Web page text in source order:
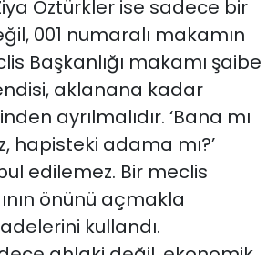
Öztürkler ise sadece bir
001 numaralı makamın
Başkanlığı makamı şaibe
aklanana kadar
ayrılmalıdır. ‘Bana mı
hapisteki adama mı?’
edilemez. Bir meclis
önünü açmakla
kullandı.